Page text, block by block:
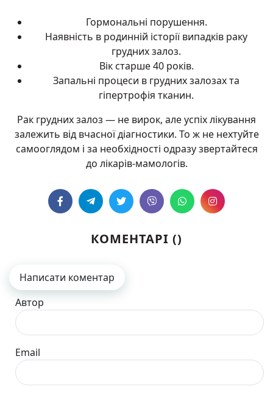
Гормональні порушення.
Наявність в родинній історії випадків раку
грудних залоз.
Вік старше 40 років.
Запальні процеси в грудних залозах та
гіпертрофія тканин.
Рак грудних залоз — не вирок, але успіх лікування
залежить від вчасної діагностики. То ж не нехтуйте
самооглядом і за необхідності одразу звертайтеся
до лікарів-мамологів.
КОМЕНТАРІ ()
Написати коментар
Автор
Email